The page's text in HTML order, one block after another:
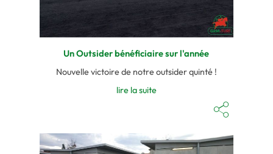
Un Outsider bénéficiaire sur l'année
Nouvelle victoire de notre outsider quinté !
lire la suite